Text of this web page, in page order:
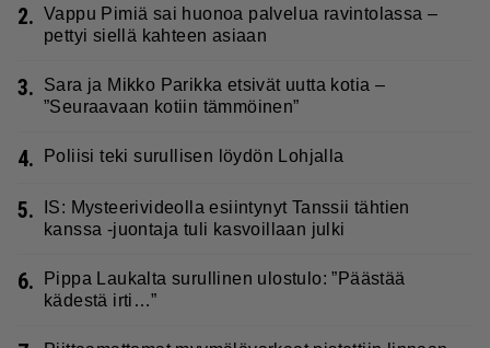
2. Vappu Pimiä sai huonoa palvelua ravintolassa –
pettyi siellä kahteen asiaan
3.
Sara ja Mikko Parikka etsivät uutta kotia –
”Seuraavaan kotiin tämmöinen”
4. Poliisi teki surullisen löydön Lohjalla
5.
IS: Mysteerivideolla esiintynyt Tanssii tähtien
kanssa -juontaja tuli kasvoillaan julki
6.
Pippa Laukalta surullinen ulostulo: ”Päästää
kädestä irti…”